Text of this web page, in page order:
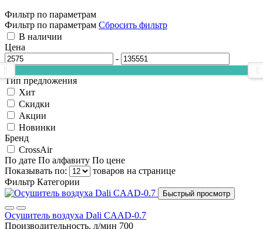
Фильтр по параметрам
Фильтр по параметрам Сбросить фильтр
В наличии
Цена
-
Тип предложения
Хит
Скидки
Акции
Новинки
Бренд
CrossAir
По дате По алфавиту По цене
Показывать по:
товаров на странице
Фильтр Категории
Быстрый просмотр
Осушитель воздуха Dali CAAD-0.7
Производительность, л/мин 700